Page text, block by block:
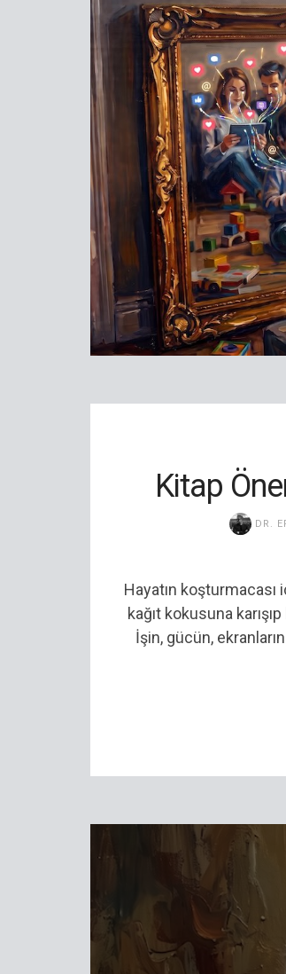
Kitap
DR.
Hayatın
kağıt kokusuna
İşin, gücün,